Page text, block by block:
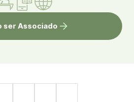
ser Associado